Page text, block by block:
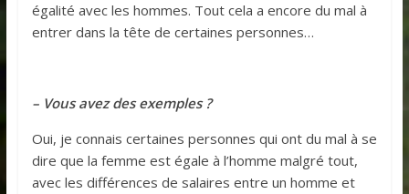
égalité avec les hommes. Tout cela a encore du mal à
entrer dans la tête de certaines personnes…
– Vous avez des exemples ?
Oui, je connais certaines personnes qui ont du mal à se
dire que la femme est égale à l’homme malgré tout,
avec les différences de salaires entre un homme et